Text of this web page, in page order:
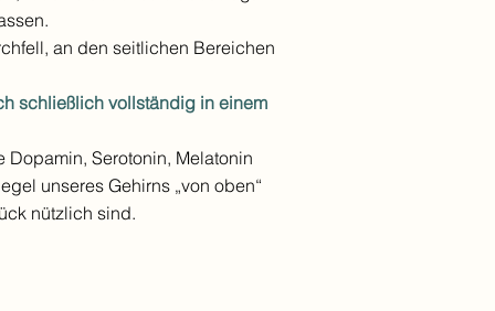
an den seitlichen Bereichen
schließlich vollständig in einem
Serotonin, Melatonin
unseres Gehirns „von oben“
nützlich sind.